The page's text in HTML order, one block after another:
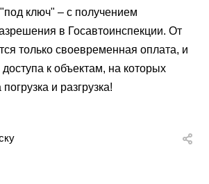
"под ключ" – с получением
в Госавтоинспекции. От
только своевременная оплата, и
к объектам, на которых
и разгрузка!